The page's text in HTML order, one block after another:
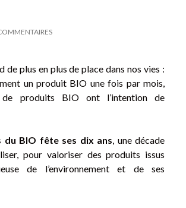
de plus en plus de place dans nos vies :
un produit BIO une fois par mois,
de produits BIO ont l’intention de
du BIO fête ses dix ans, une décade
pour valoriser des produits issus
de l’environnement et de ses